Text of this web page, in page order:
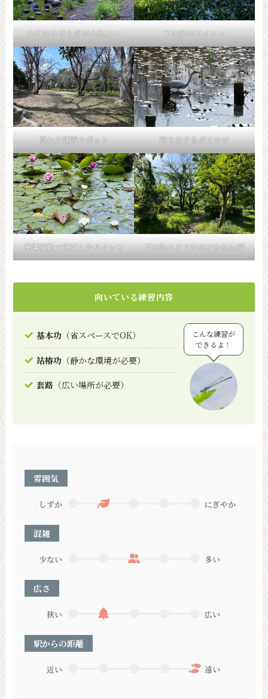
小川のせせらぎが心地よい 下の池のスイレン
隠れた練習スポット 狩りをするダイサギ
保護活動で復活したスイレン 下の池エリアはのどかな風情
向いている練習内容
基本功 （省スペースでOK）
站椿功 （静かな環境が必要）
套路 （広い場所が必要）
こんな練習が
できるよ！
雰囲気
しずか にぎやか
混雑
少ない 多い
広さ
狭い 広い
駅からの距離
近い 遠い